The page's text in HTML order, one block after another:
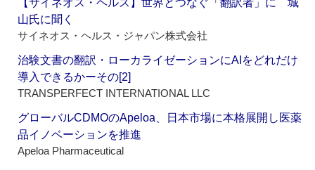
【サイネオス・ヘルス】世界とつなぐ「翻訳者」に 城
山氏に聞く
サイネオス・ヘルス・ジャパン株式会社
治験文書の翻訳・ローカライゼーションにAIをどれだけ
導入できるかーその[2]
TRANSPERFECT INTERNATIONAL LLC
グローバルCDMOのApeloa、日本市場に本格展開し医薬
品イノベーションを推進
Apeloa Pharmaceutical